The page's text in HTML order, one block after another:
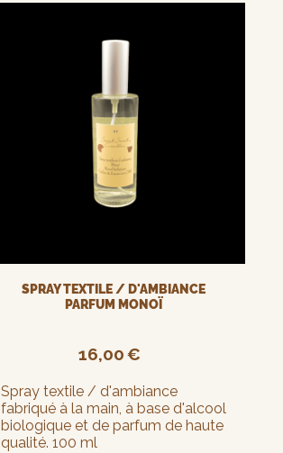
SPRAY TEXTILE / D'AMBIANCE
PARFUM MONOÏ
16,00€
Spray textile / d'ambiance
fabriqué à la main, à base d'alcool
biologique et de parfum de haute
qualité. 100 ml